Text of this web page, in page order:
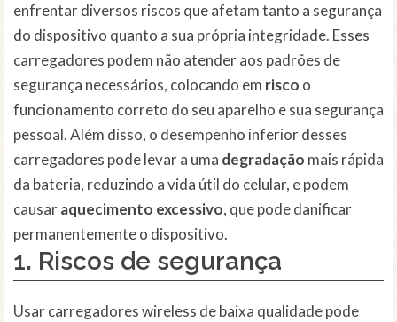
enfrentar diversos riscos que afetam tanto a segurança
do dispositivo quanto a sua própria integridade. Esses
carregadores podem não atender aos padrões de
segurança necessários, colocando em risco o
funcionamento correto do seu aparelho e sua segurança
pessoal. Além disso, o desempenho inferior desses
carregadores pode levar a uma degradação mais rápida
da bateria, reduzindo a vida útil do celular, e podem
causaraquecimento excessivo, que pode danificar
permanentemente o dispositivo.
1. Riscos de segurança
Usar carregadores wireless de baixa qualidade pode